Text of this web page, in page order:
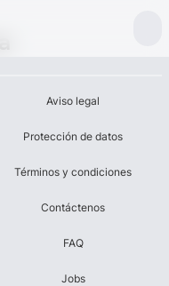
Aviso legal
Protección de datos
Términos y condiciones
Contáctenos
FAQ
Jobs